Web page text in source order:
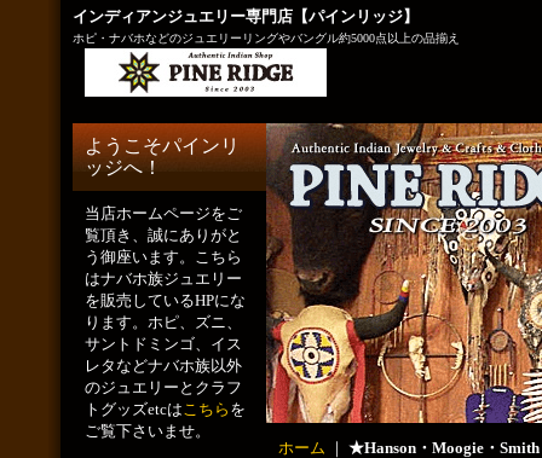
インディアンジュエリー専門店【パインリッジ】
ホピ・ナバホなどのジュエリーリングやバングル約5000点以上の品揃え
ようこそパインリ
ッジへ！
当店ホームページをご
覧頂き、誠にありがと
う御座います。こちら
はナバホ族ジュエリー
を販売しているHPにな
ります。ホピ、ズニ、
サントドミンゴ、イス
レタなどナバホ族以外
のジュエリーとクラフ
トグッズetcはこちら を
ご覧下さいませ。
ホーム ｜ ★Hanson・Moogie・Smith